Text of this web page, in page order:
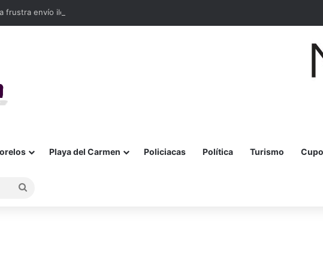
frustra envío ilegal de 13 dragones mexicanos hacia Hong Kong
Playa del Carmen Policiacas Política Turismo